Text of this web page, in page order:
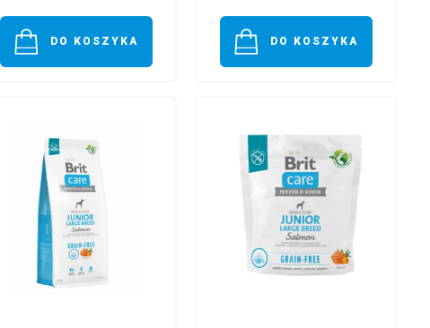
DO KOSZYKA DO KOSZYKA